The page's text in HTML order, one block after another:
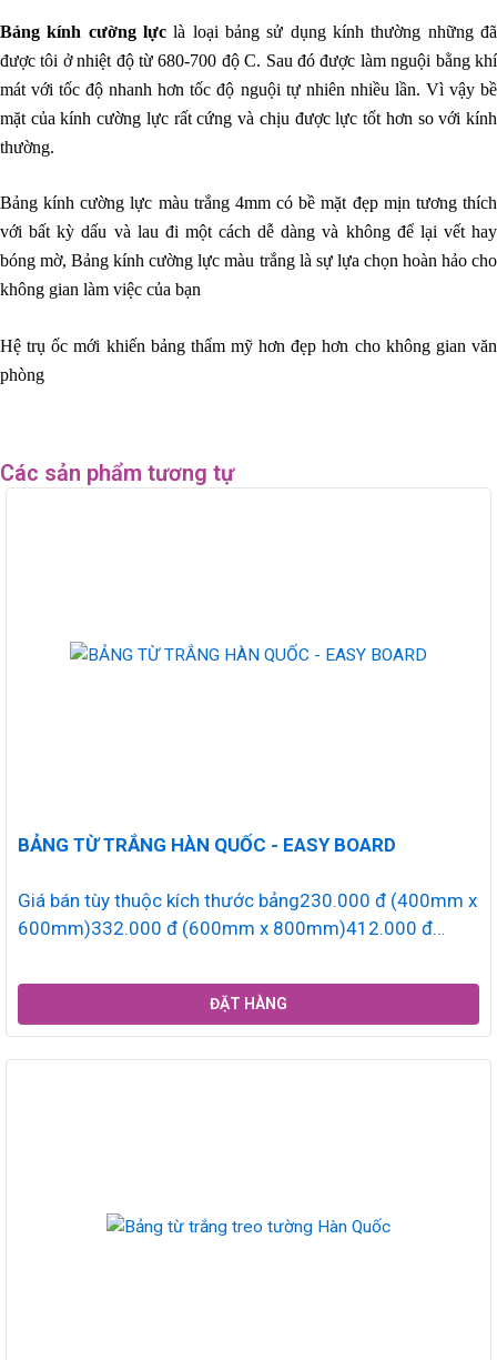
Bảng kính cường lực là loại bảng sử dụng kính thường những đã
được tôi ở nhiệt độ từ 680-700 độ C. Sau đó được làm nguội bằng khí
mát với tốc độ nhanh hơn tốc độ nguội tự nhiên nhiều lần. Vì vậy bề
mặt của kính cường lực rất cứng và chịu được lực tốt hơn so với kính
thường.
Bảng kính cường lực màu trắng 4mm có bề mặt đẹp mịn tương thích
với bất kỳ dấu và lau đi một cách dễ dàng và không để lại vết hay
bóng mờ, Bảng kính cường lực màu trắng là sự lựa chọn hoàn hảo cho
không gian làm việc của bạn
Hệ trụ ốc mới khiến bảng thẩm mỹ hơn đẹp hơn cho không gian văn
phòng
Các sản phẩm tương tự
BẢNG TỪ TRẮNG HÀN QUỐC - EASY BOARD
Giá bán tùy thuộc kích thước bảng230.000 đ (400mm x
600mm)332.000 đ (600mm x 800mm)412.000 đ
ĐẶT HÀNG